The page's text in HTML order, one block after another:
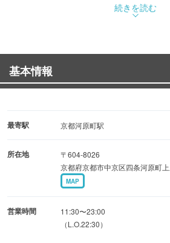
杉千代創業当時の味を再現すること
2021年6月四条河原町に復活をいた
懐かしいだけにならないよう、手間
夫を行い、試行錯誤を重ねながら日
昔からの馴染みのお客様も、初めて
続きを読む
基本情報
最寄駅 京都河原町駅
所在地
〒604-8026
京都府京都市中京区四条河原町
MAP
営業時間
11:30〜23:00
（L.O.22:30）